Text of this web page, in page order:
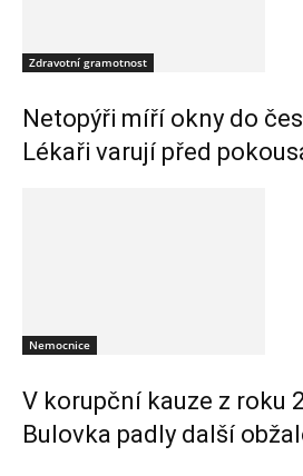
Zdravotní gramotnost
Netopýři míří okny do
Lékaři varují před
Nemocnice
V korupční kauze z roku
Bulovka padly další